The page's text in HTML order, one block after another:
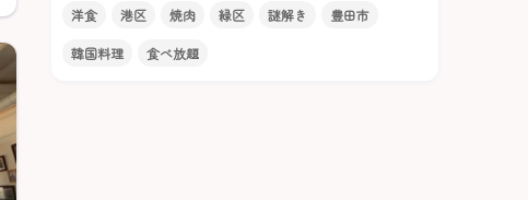
洋食 港区 焼肉 緑区 謎解き 豊田市
韓国料理 食べ放題